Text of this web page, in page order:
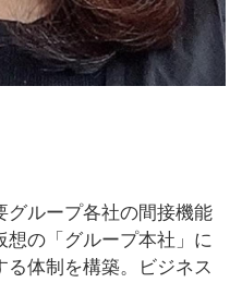
グループ各社の間接機能
想の「グループ本社」に
体制を構築。ビジネス